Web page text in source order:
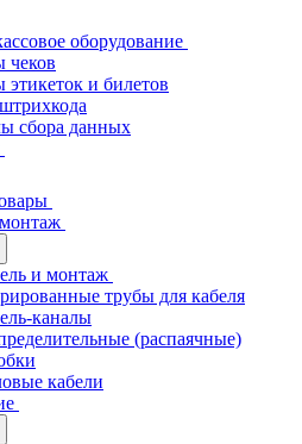
оборудование
чеков
и билетов
сбора данных
и монтаж
трубы для кабеля
каналы
(распаячные)
кабели